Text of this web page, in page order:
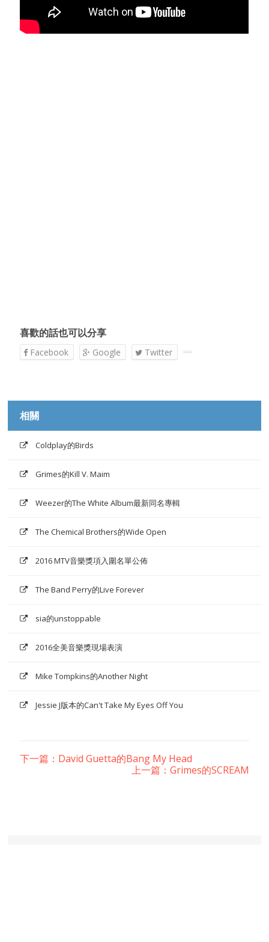
喜歡的話也可以分享
Facebook Google Twitter
相關
Coldplay的Birds
Grimes的Kill V. Maim
Weezer的The White Album最新同名專輯
The Chemical Brothers的Wide Open
2016 MTV音樂獎項入圍名單公佈
The Band Perry的Live Forever
sia的unstoppable
2016全美音樂獎現場表演
Mike Tompkins的Another Night
Jessie J版本的Can't Take My Eyes Off You
下一篇：David Guetta的Bang My Head
上一篇：Grimes的SCREAM